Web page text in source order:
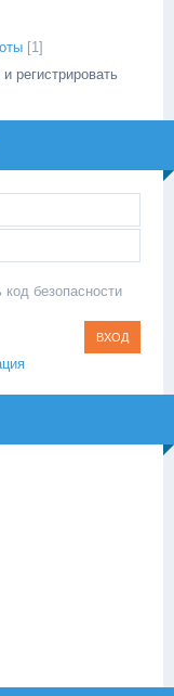
[1]
регистрировать